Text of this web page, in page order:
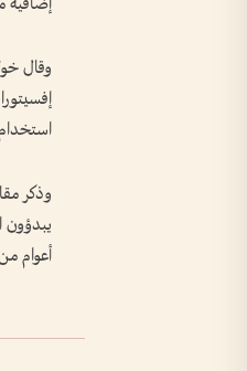
وقال
وذكر
يبدؤون
أعوام